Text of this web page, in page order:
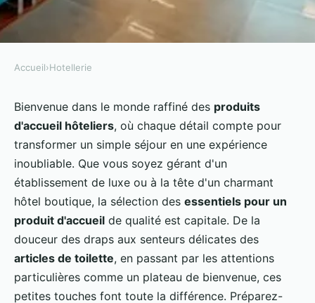
Les Essentiels pour un Produit
d'Accueil Hôtelier Mémorable et
Confortable
Maëlys•22 mars 2024•4 min de lecture
Accueil›Hotellerie
Bienvenue dans le monde raffiné des produits
d'accueil hôteliers, où chaque détail compte pour
transformer un simple séjour en une expérience
inoubliable. Que vous soyez gérant d'un
établissement de luxe ou à la tête d'un charmant
hôtel boutique, la sélection des essentiels pour un
produit d'accueil de qualité est capitale. De la
douceur des draps aux senteurs délicates des
articles de toilette, en passant par les attentions
particulières comme un plateau de bienvenue, ces
petites touches font toute la différence. Préparez-